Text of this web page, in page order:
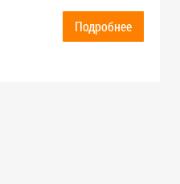
Подробнее